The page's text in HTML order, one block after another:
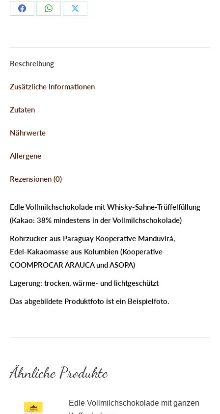
Teilen Teilen Teilen
Beschreibung
Zusätzliche Informationen
Zutaten
Nährwerte
Allergene
Rezensionen (0)
Edle Vollmilchschokolade mit Whisky-Sahne-Trüffelfüllung
(Kakao: 38% mindestens in der Vollmilchschokolade)
Rohrzucker aus Paraguay Kooperative Manduvirá,
Edel-Kakaomasse aus Kolumbien (Kooperative
COOMPROCAR ARAUCA und ASOPA)
Lagerung: trocken, wärme- und lichtgeschützt
Das abgebildete Produktfoto ist ein Beispielfoto.
Ähnliche Produkte
Edle Vollmilchschokolade mit ganzen